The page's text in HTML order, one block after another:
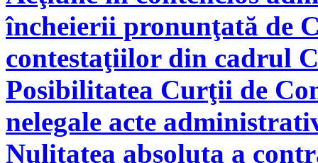
încheierii pronunţată de
contestaţiilor din cadrul
Posibilitatea Curţii de
nelegale acte
Nulitatea absoluta a